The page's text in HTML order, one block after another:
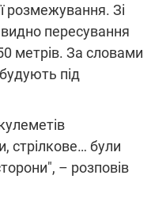
розмежування. Зі
пересування
метрів. За словами
під
були
– розповів